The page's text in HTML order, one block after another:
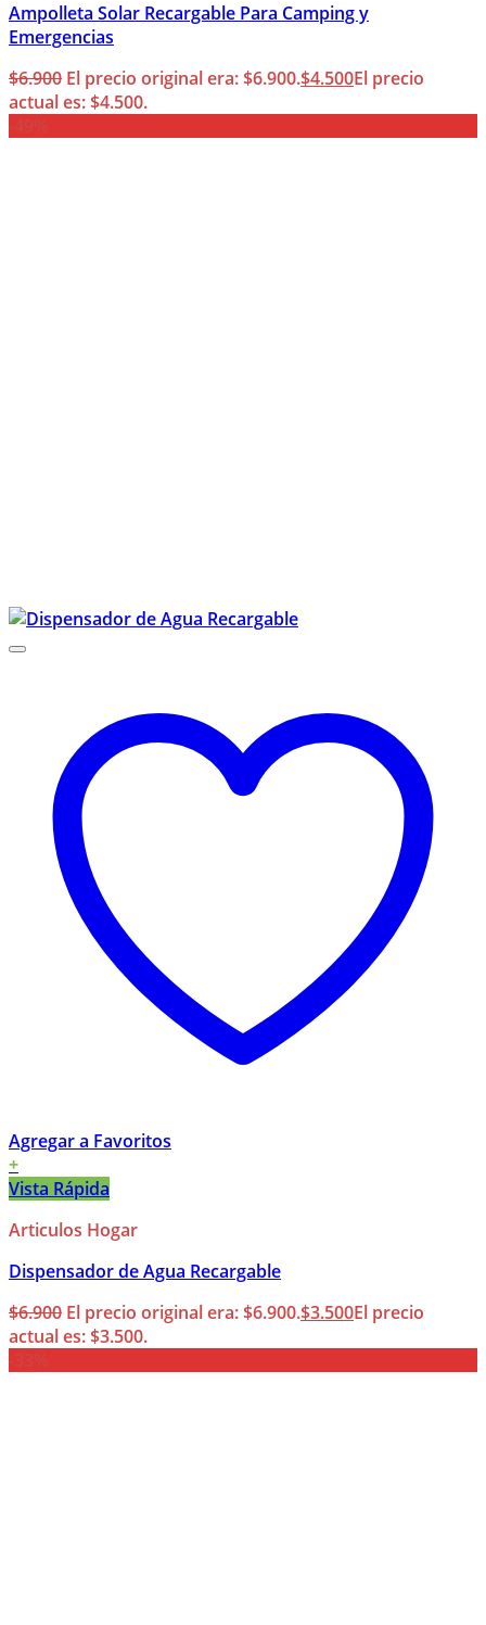
Ampolleta Solar Recargable Para Camping y
Emergencias
$6.900 El precio original era: $6.900.$4.500El precio
actual es: $4.500.
Agregar a Favoritos
+
Vista Rápida
Articulos Hogar
Dispensador de Agua Recargable
$6.900 El precio original era: $6.900.$3.500El precio
actual es: $3.500.